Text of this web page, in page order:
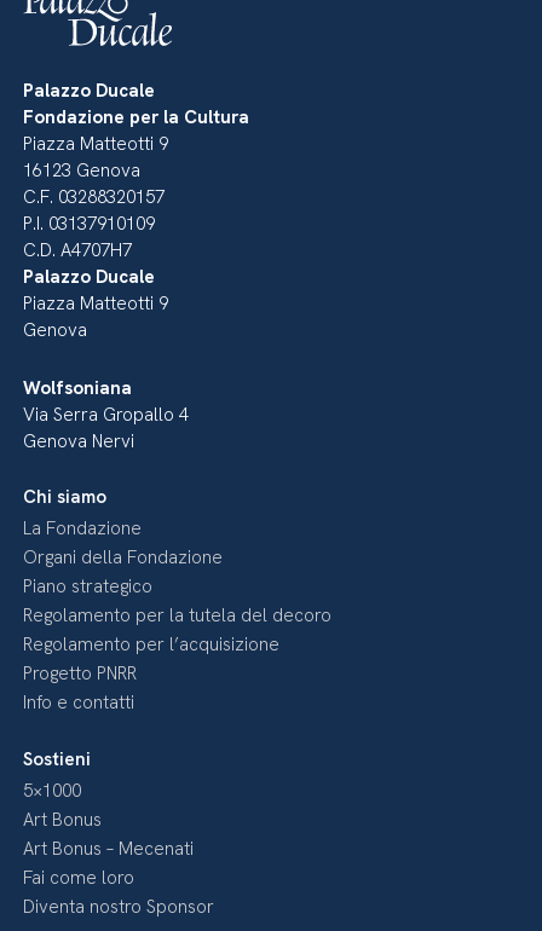
Palazzo Ducale
Fondazione per la Cultura
Piazza Matteotti 9
16123 Genova
C.F. 03288320157
P.I. 03137910109
C.D. A4707H7
Palazzo Ducale
Piazza Matteotti 9
Genova
Wolfsoniana
Via Serra Gropallo 4
Genova Nervi
Chi siamo
La Fondazione
Organi della Fondazione
Piano strategico
Regolamento per la tutela del decoro
Regolamento per l’acquisizione
Progetto PNRR
Info e contatti
Sostieni
5×1000
Art Bonus
Art Bonus – Mecenati
Fai come loro
Diventa nostro Sponsor